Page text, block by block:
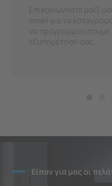
Επικοινωνήστε μαζί
email για να
να
εξυπηρέτησή σας.
Είπαν για μας οι